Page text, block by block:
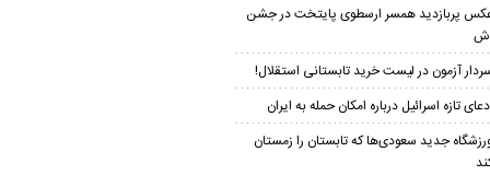
پربازدید همسر ارسطوی پایتخت در جشن
آزمون در لیست خرید تابستانی استقلال!
تازه اسرائیل درباره امکان حمله به ایران
جدید سعودی‌ها که تابستان را زمستان